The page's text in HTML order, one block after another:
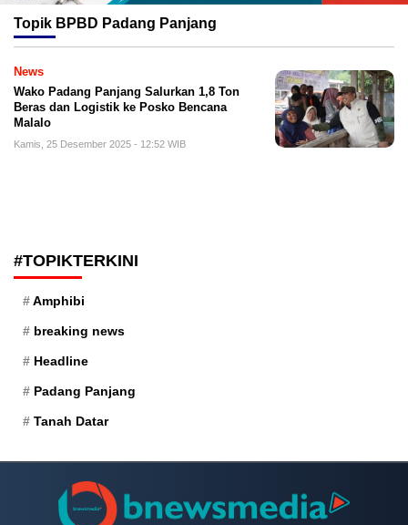
Topik BPBD Padang Panjang
News
Wako Padang Panjang Salurkan 1,8 Ton
Beras dan Logistik ke Posko Bencana
Malalo
Kamis, 25 Desember 2025 - 12:52 WIB
#TOPIKTERKINI
Amphibi
breaking news
Headline
Padang Panjang
Tanah Datar